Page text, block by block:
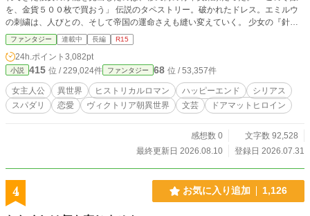
を、金貨５００枚で買おう」 伝説のタペストリー。破かれたドレス。エミルウ
の刺繍は、人びとの、そして帝国の運命さえも縫い変えていく。 少女の『針と
糸』、青年の『商才』。二人の『世界への反逆』が、今、始まる。 テンプレな
し・人間関係重視の異世界恋愛冒険ロマン。 マイノリティをエンパワーするエ
ンターテインメントです。 ※本作は『小説家になろう』『カクヨム』『TALE
S』にも投稿しています。
ファンタジー 連載中 長編 R15
24h.ポイント 3,082pt
小説 415 位 / 229,024件 ファンタジー 68 位 / 53,357件
女主人公 異世界 ヒストリカルロマン ハッピーエンド
シリアス
スパダリ
恋愛 ヴィクトリア朝異世界 文芸 ドアマットヒロイン
感想数 0
文字数 92,528
最終更新日 2026.08.10
登録日 2026.07.31
4 お気に入り追加 1,126